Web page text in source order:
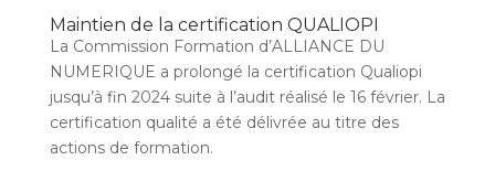
Maintien de la certification QUALIOPI
La Commission Formation d’ALLIANCE DU
NUMERIQUE a prolongé la certification Qualiopi
jusqu’à fin 2024 suite à l’audit réalisé le 16 février. La
certification qualité a été délivrée au titre des
actions de formation.